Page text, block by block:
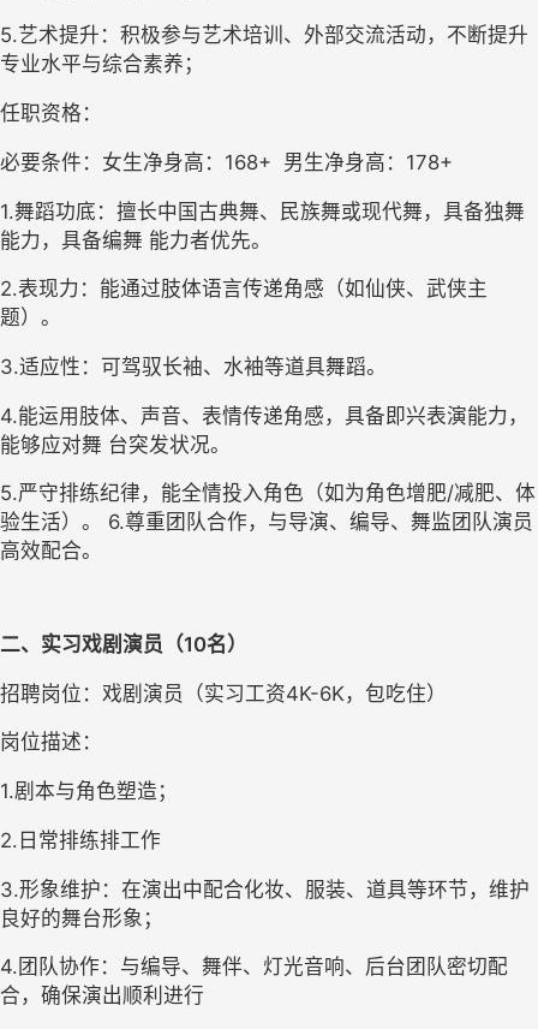
5.艺术提升：积极参与艺术培训、外部交流活动，不断提升
专业水平与综合素养；
任职资格：
必要条件：女生净身高： 168+ 男生净身高： 178+
1.舞蹈功底：擅长中国古典舞、民族舞或现代舞，具备独舞
能力，具备编舞 能力者优先。
2.表现力：能通过肢体语言传递角感（如仙侠、武侠主
题）。
3.适应性：可驾驭长袖、水袖等道具舞蹈。
4.能运用肢体、声音、表情传递角感，具备即兴表演能力，
能够应对舞 台突发状况。
5.严守排练纪律，能全情投入角色（如为角色增肥/减肥、体
验生活）。 6.尊重团队合作，与导演、编导、舞监团队演员
高效配合。
二、 实习戏剧演员 （10名）
招聘岗位 ：戏剧演员（实习工资4K-6K ，包吃住）
岗位描述：
1.剧本与角色塑造；
2. 日常排练排工作
3.形象维护：在演出中配合化妆、服装、道具等环节，维护
良好的舞台形象；
4. 团队协作：与编导、舞伴、灯光音响、后台团队密切配
合，确保演出顺利进行